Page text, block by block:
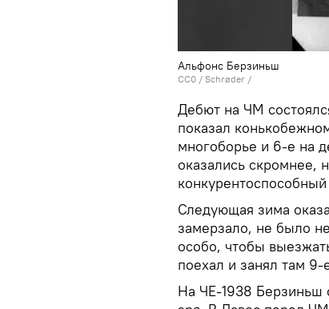
Альфонс Берзиньш
CC0 / Schrøder /
Дебют на ЧМ
показал
многоборье и 6-е на
оказались скромнее,
Следующая зима
замерзало, не было
особо, чтобы
поехал и занял там 9-
На ЧЕ-1938 Берзиньш